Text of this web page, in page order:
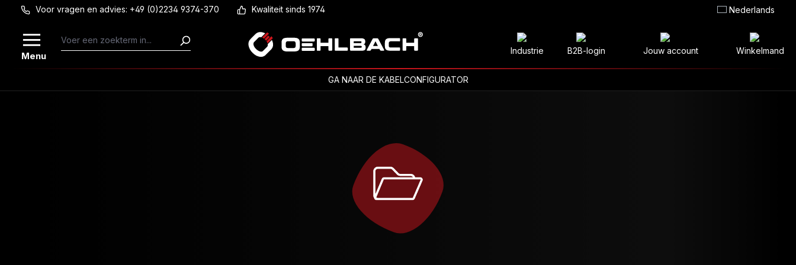
Ga naar de hoofdinhoud
Voor vragen en advies: +49 (0)2234 9374-370 Kwaliteit sinds 1974 Nederlands
Menu Industrie B2B-login Jouw account Winkelmand
GA NAAR DE KABELCONFIGURATOR